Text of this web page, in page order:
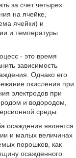
за счет четырех
на ячейке,
ячейки) и
и температуры
- это время
зависимость
Однако его
окисления при
электродов при
и водородом,
среды.
осаждения является
и малых величинах
порошков, как
осажденного